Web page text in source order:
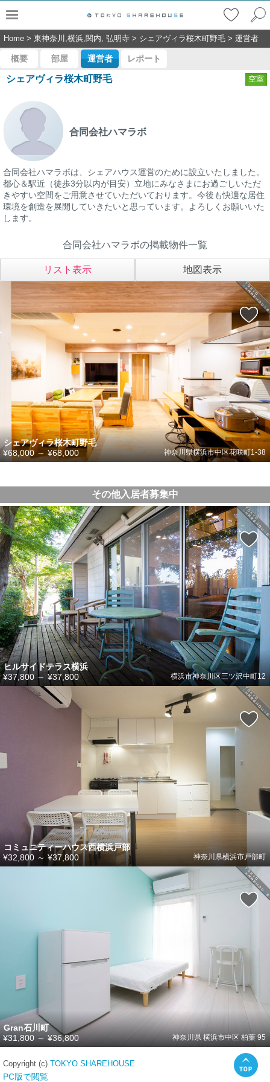
Home > 東神奈川,横浜,関内, 弘明寺 > シェアヴィラ桜木町野毛 > 運営者
概要 部屋 運営者 レポート
シェアヴィラ桜木町野毛 空室
合同会社ハマラボ
合同会社ハマラボは、シェアハウス運営のために設立いたしました。
都心＆駅近（徒歩3分以内が目安）立地にみなさまにお過ごしいただ
きやすい空間をご用意させていただいております。今後も快適な居住
環境を創造を展開していきたいと思っています。よろしくお願いいた
します。
合同会社ハマラボの掲載物件一覧
リスト表示 地図表示
シェアヴィラ桜木町野毛
神奈川県横浜市中区花咲町1-38
¥68,000～ ¥68,000
その他入居者募集中
ヒルサイドテラス横浜
横浜市神奈川区三ツ沢中町12
¥37,800～ ¥37,800
コミュニティーハウス西横浜戸部
神奈川県横浜市戸部町
¥32,800 ～ ¥37,800
Gran石川町
神奈川県 横浜市中区 柏葉 95
¥31,800 ～ ¥36,800
Copyright (c) TOKYO SHAREHOUSE
PC版で閲覧